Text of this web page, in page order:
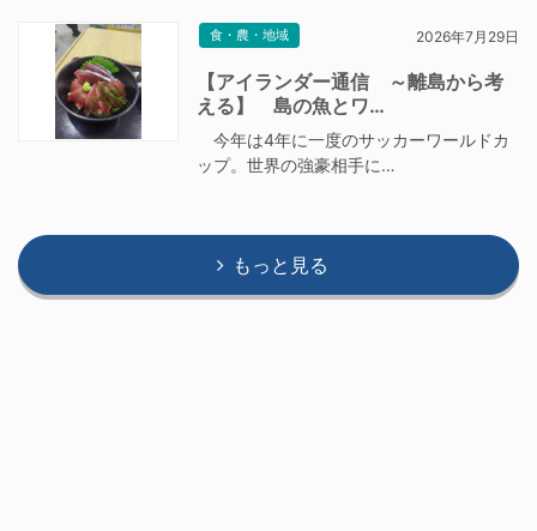
食・農・地域 2026年7月29日
【アイランダー通信 ～離島から考
える】 島の魚とワ…
今年は4年に一度のサッカーワールドカ
ップ。世界の強豪相手に…
もっと見る